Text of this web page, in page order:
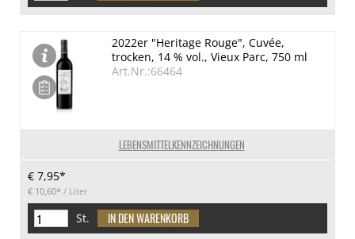
LEBENSMITTELKENNZEICHNUNGEN
2022er "Heritage Rouge", Cuvée,
trocken, 14 % vol., Vieux Parc, 750 ml
Art.Nr.:66464
€ 7,95*
€ 10,60* / Liter
St.